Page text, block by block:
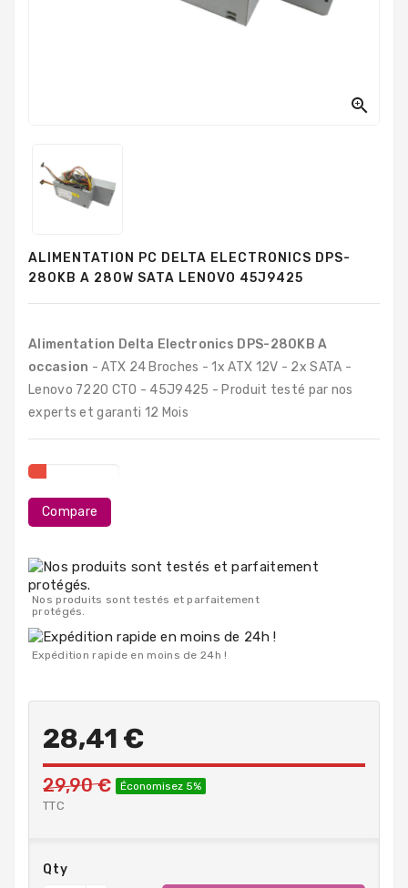
Mémoires
Durs
Composants
Composants
PC
Destockage

ALIMENTATION PC DELTA ELECTRONICS DPS-
280KB A 280W SATA LENOVO 45J9425
Alimentation Delta Electronics DPS-280KB A
occasion - ATX 24 Broches - 1x ATX 12V - 2x SATA -
Lenovo 7220 CTO - 45J9425 - Produit testé par nos
experts et garanti 12 Mois
Compare
Nos produits sont testés et parfaitement
protégés.
Expédition rapide en moins de 24h !
28,41 €
29,90 € Économisez 5%
TTC
Qty